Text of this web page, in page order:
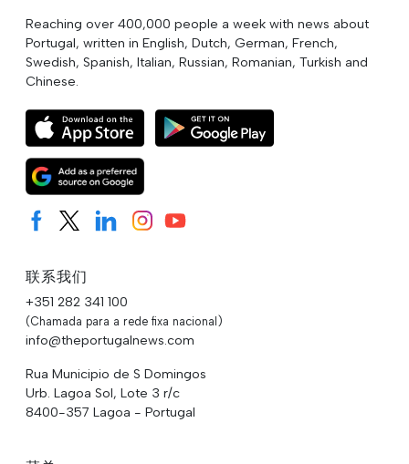
Reaching over 400,000 people a week with news about
Portugal, written in English, Dutch, German, French,
Swedish, Spanish, Italian, Russian, Romanian, Turkish and
Chinese.
联系我们
+351 282 341 100
(Chamada para a rede fixa nacional)
info@theportugalnews.com
Rua Municipio de S Domingos
Urb. Lagoa Sol, Lote 3 r/c
8400-357 Lagoa - Portugal